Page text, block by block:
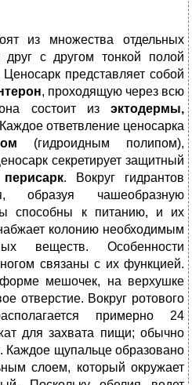
из множества отдельных
друг с другом тонкой полой
Ценосарк представляет собой
, проходящую через всю
состоит из эктодермы,
ответвление ценосарка
(гидроидным полипом),
секретирует защитный
перисарк. Вокруг гидрантов
образуя чашеобразную
способны к питанию, и их
колонию необходимым
веществ. Особенности
связаны с их функцией.
мешочек, на верхушке
отверстие. Вокруг ротового
примерно 24
для захвата пищи; обычно
Каждое щупальце образовано
слоем, который окружает